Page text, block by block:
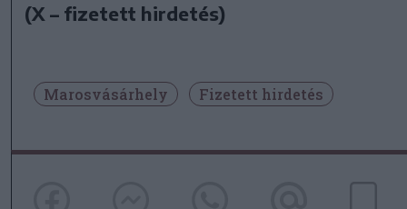
(X – fizetett hirdetés)
Marosvásárhely Fizetett hirdetés